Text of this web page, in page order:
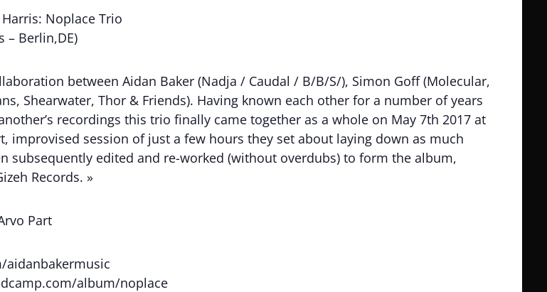
Noplace Trio
– Berlin,DE)
between Aidan Baker (Nadja / Caudal / B/B/S/), Simon Goff (Molecular,
Shearwater, Thor & Friends). Having known each other for a number of years
recordings this trio finally came together as a whole on May 7th 2017 at
improvised session of just a few hours they set about laying down as much
subsequently edited and re-worked (without overdubs) to form the album,
Records. »
Part
album/noplace